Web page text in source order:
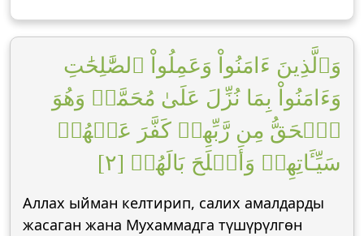
وَٱلَّذِينَ ءَامَنُواْ وَعَمِلُواْ ٱلصَّٰلِحَٰتِ
وَءَامَنُواْ بِمَا نُزِّلَ عَلَىٰ مُحَمَّدٖ وَهُوَ
ٱلۡحَقُّ مِن رَّبِّهِمۡ كَفَّرَ عَنۡهُمۡ
سَيِّـَٔاتِهِمۡ وَأَصۡلَحَ بَالَهُمۡ [٢]
Аллах ыйман келтирип, салих амалдарды
жасаган жана Мухаммадга түшүрүлгөн